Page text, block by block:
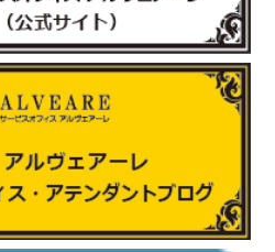
001/005/008/p036060.html
らせ
ックに株式会社テイコク様が掲載
notice/9424/
ド」様のお知らせ
アルされました。